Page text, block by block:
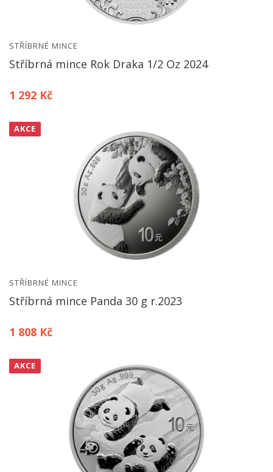
STŘÍBRNÉ MINCE
Stříbrná mince Rok Draka 1/2 Oz 2024
1 292 Kč
AKCE
STŘÍBRNÉ MINCE
Stříbrná mince Panda 30 g r.2023
1 808 Kč
AKCE